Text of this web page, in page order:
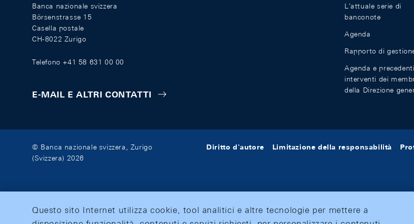
Banca nazionale svizzera
Börsenstrasse 15
Casella postale
CH-8022 Zurigo
Telefono +41 58 631 00 00
E-MAIL E ALTRI CONTATTI
L'attuale serie di
banconote
Agenda
Rapporto di
Agenda e precedenti
interventi dei
della Direzione
© Banca nazionale svizzera, Zurigo
(Svizzera) 2026
Diritto d'autore Limitazione della responsabilità
Questo sito Internet utilizza cookie, tool analitici e altre tecnologie per mettere a